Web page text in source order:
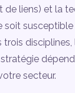
liens) et la
susceptible
trois
secteur.